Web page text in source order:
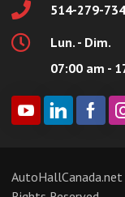
514-279-
Lun. - Dim.
07:00 am -